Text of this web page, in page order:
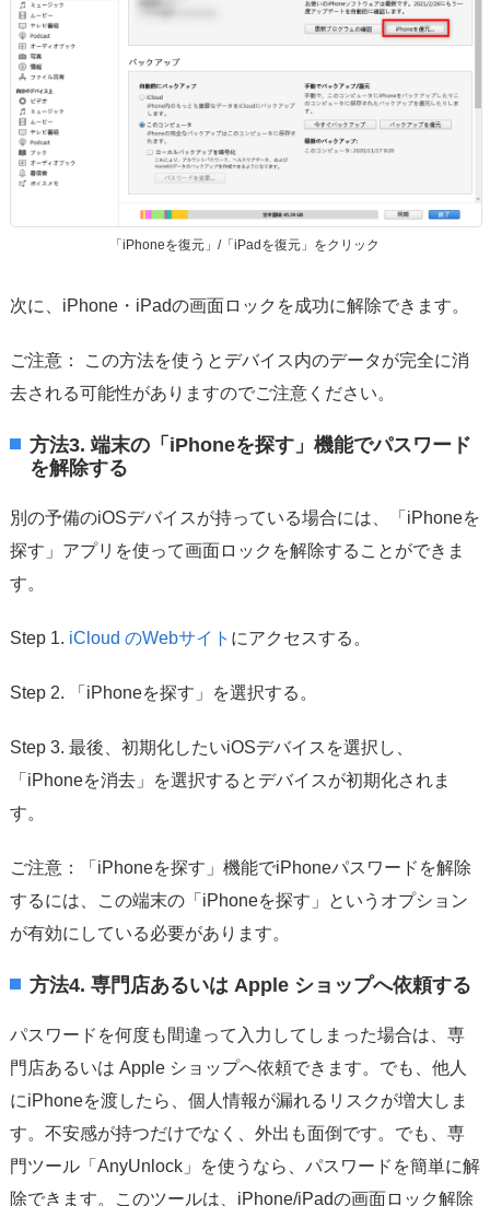
「iPhoneを復元」/「iPadを復元」をクリック
次に、iPhone・iPadの画面ロックを成功に解除できます。
ご注意： この方法を使うとデバイス内のデータが完全に消
去される可能性がありますのでご注意ください。
方法3. 端末の「iPhoneを探す」機能でパスワード
を解除する
別の予備のiOSデバイスが持っている場合には、「iPhoneを
探す」アプリを使って画面ロックを解除することができま
す。
Step 1. iCloud のWebサイト にアクセスする。
Step 2. 「iPhoneを探す」を選択する。
Step 3. 最後、初期化したいiOSデバイスを選択し、
「iPhoneを消去」を選択するとデバイスが初期化されま
す。
ご注意：「iPhoneを探す」機能でiPhoneパスワードを解除
するには、この端末の「iPhoneを探す」というオプション
が有効にしている必要があります。
方法4. 専門店あるいは Apple ショップへ依頼する
パスワードを何度も間違って入力してしまった場合は、専
門店あるいは Apple ショップへ依頼できます。でも、他人
にiPhoneを渡したら、個人情報が漏れるリスクが増大しま
す。不安感が持つだけでなく、外出も面倒です。でも、専
門ツール「AnyUnlock」を使うなら、パスワードを簡単に解
除できます。このツールは、iPhone/iPadの画面ロック解除